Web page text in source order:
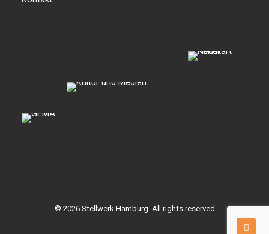
© 2026 Stellwerk Hamburg. All rights reserved